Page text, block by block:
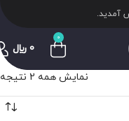
آمدید.
0
0 ﷼
نمایش همه 2 نتیجه